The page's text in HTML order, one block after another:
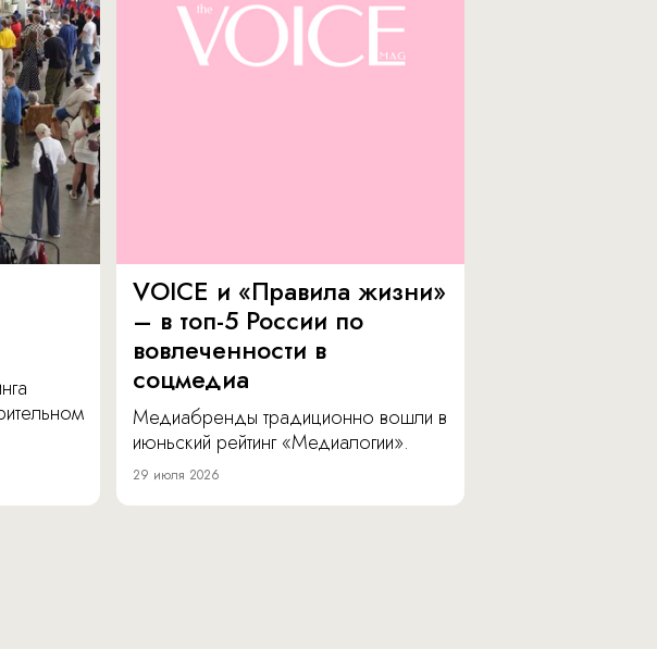
VOICE и «Правила жизни»
– в топ-5 России по
вовлеченности в
соцмедиа
Медиабренды традиционно вошли в
июньский рейтинг «Медиалогии».
29 июля 2026